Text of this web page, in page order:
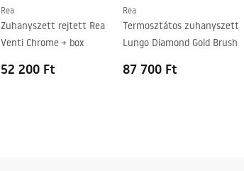
Rea
Zuhanyszett rejtett Rea
Venti Chrome + box
52 200 Ft
Rea
Termosztátos zuhanyszett
Lungo Diamond Gold Brush
87 700 Ft